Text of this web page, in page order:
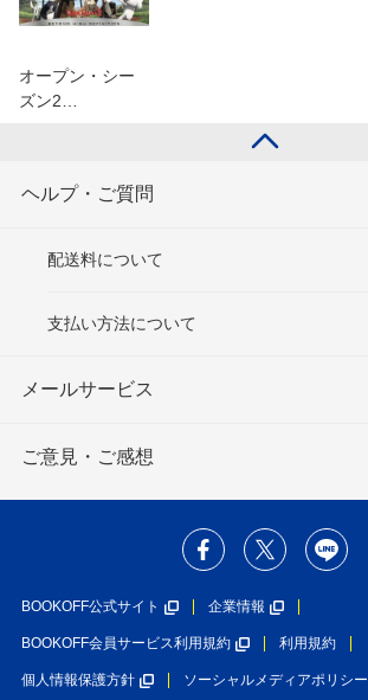
オープン・シー
ズン2…
ヘルプ・ご質問
配送料について
支払い方法について
メールサービス
ご意見・ご感想
BOOKOFF公式サイト 企業情報
BOOKOFF会員サービス利用規約 利用規約
個人情報保護方針 ソーシャルメディアポリシー